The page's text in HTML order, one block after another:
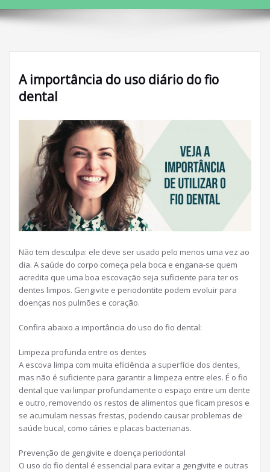
A importância do uso diário do fio
dental
Não tem desculpa: ele deve ser usado pelo menos uma vez ao
dia. A saúde do corpo começa pela boca e engana-se quem
acredita que uma boa escovação seja suficiente para ter os
dentes limpos. Gengivite e periodontite podem evoluir para
doenças nos pulmões e coração.
Confira abaixo a importância do uso do fio dental:
Limpeza profunda entre os dentes
A escova limpa com muita eficiência a superfície dos dentes,
mas não é suficiente para garantir a limpeza entre eles. É o fio
dental que vai limpar profundamente o espaço entre um dente
e outro, removendo os restos de alimentos que ficam presos e
se acumulam nessas frestas, podendo causar problemas de
saúde bucal, como cáries e placas bacterianas.
Prevenção de gengivite e doença periodontal
O uso do fio dental é essencial para evitar a gengivite e outras